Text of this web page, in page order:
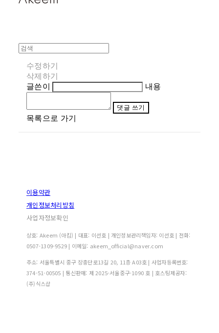
수정하기
삭제하기
글쓴이
내용
댓글 쓰기
목록으로 가기
이용약관
개인정보처리방침
사업자정보확인
상호: Akeem (아킴) | 대표: 이선호 | 개인정보관리책임자: 이선호 | 전화:
0507-1309-9529 | 이메일: akeem_official@naver.com
주소: 서울특별시 중구 장충단로13길 20, 11층 A03호 | 사업자등록번호:
374-51-00505 | 통신판매: 제 2025-서울중구-1090 호 | 호스팅제공자:
(주)식스샵